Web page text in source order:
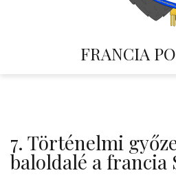
FRANCIA
7. Történelmi
baloldalé a francia